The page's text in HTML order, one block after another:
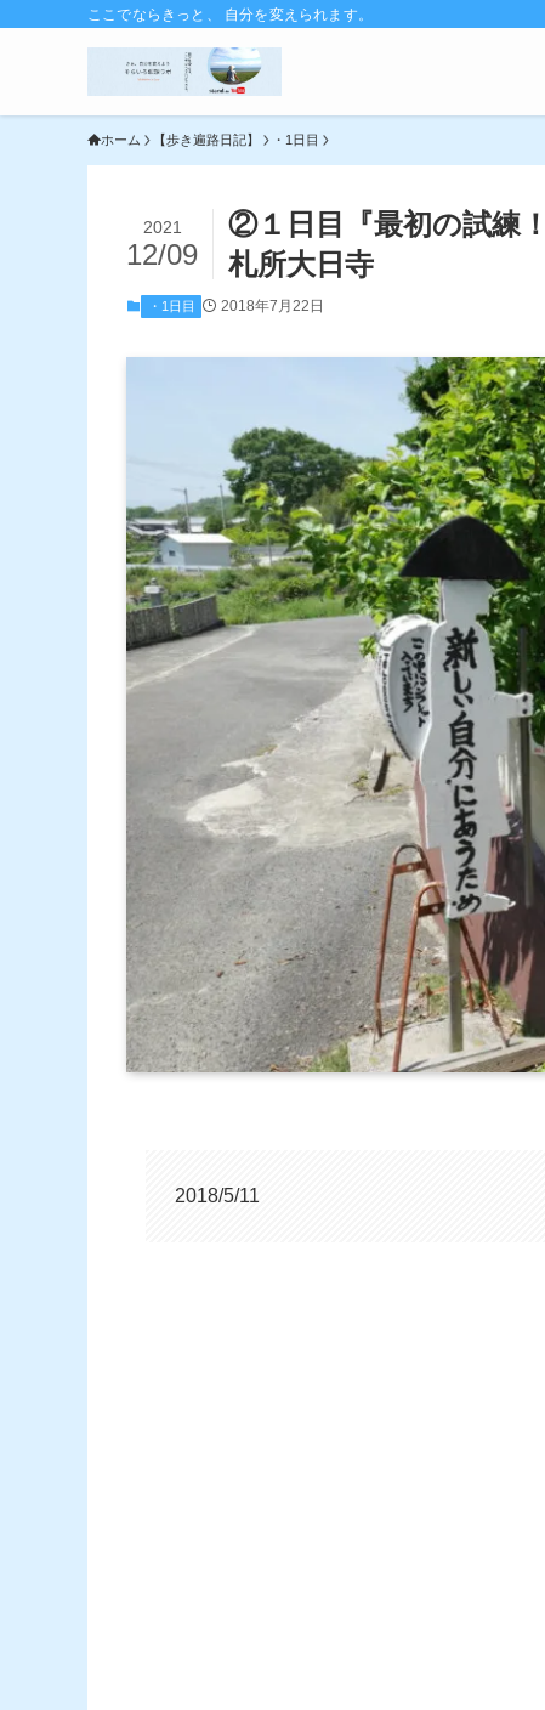
ここでならきっと、 自分を変えられます。
ホーム 【歩き遍路日記】 ・1日目
②１日目『最初の試練
札所大日寺
2021
12/09
・1日目 2018年7月22日
2018/5/11